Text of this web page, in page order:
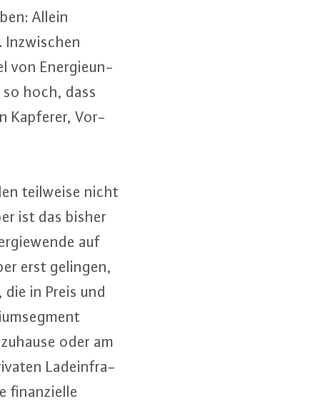
Allein
In­zwi­schen
von En­er­gie­un­
hoch, dass
Kapferer, Vor­
teilweise nicht
ist das bisher
auf
erst gelingen,
in Preis und
oder am
Lad­ein­fra­
fi­nan­zi­el­le